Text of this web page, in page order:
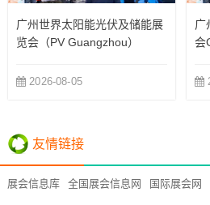
广州世界太阳能光伏及储能展
览会（PV Guangzhou）
2026-08-05
广
会
友情链接
展会信息库 全国展会信息网 国际展会网